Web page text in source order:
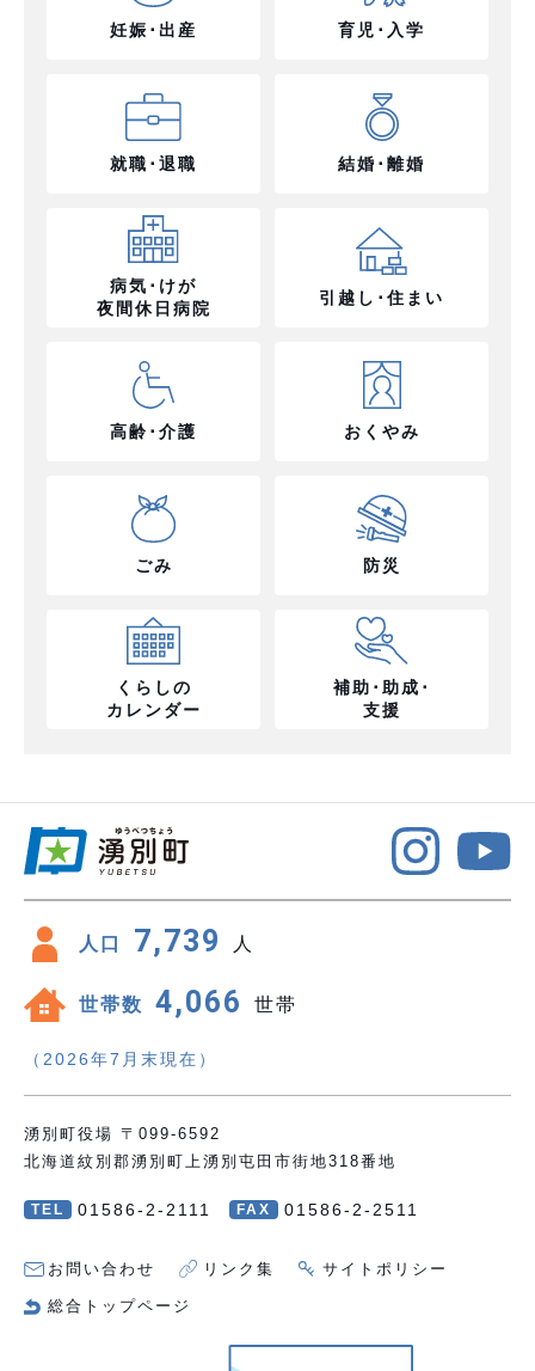
妊娠･出産 育児･入学
就職･退職 結婚･離婚
病気･けが
夜間休日病院
引越し･住まい
高齢･介護 おくやみ
ごみ 防災
くらしの
カレンダー
補助･助成･
支援
人口 7,739 人
世帯数 4,066 世帯
（2026年7月末現在）
湧別町役場 〒099-6592
北海道紋別郡湧別町上湧別屯田市街地318番地
TEL 01586-2-2111 FAX 01586-2-2511
お問い合わせ リンク集 サイトポリシー
総合トップページ